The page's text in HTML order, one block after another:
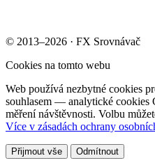
© 2013–2026 · FX Srovnávač
Cookies na tomto webu
Web používá nezbytné cookies
souhlasem — analytické cookies
měření návštěvnosti. Volbu
Více v zásadách ochrany
Přijmout vše Odmítnout